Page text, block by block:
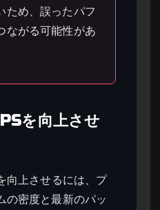
ため、誤ったパフ
ながる可能性があ
を向上させ
向上させるには、プ
の密度と最新のパッ